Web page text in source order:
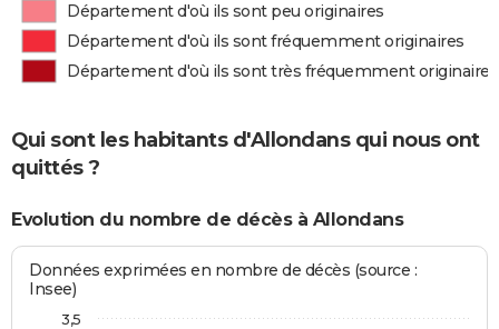
Département d'où ils sont peu originaires
Département d'où ils sont fréquemment originaires
Département d'où ils sont très fréquemment originaires
Qui sont les habitants d'Allondans qui nous ont
quittés ?
Evolution du nombre de décès à Allondans
Données exprimées en nombre de décès (source :
Insee)
3,5